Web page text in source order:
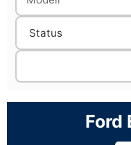
Ford